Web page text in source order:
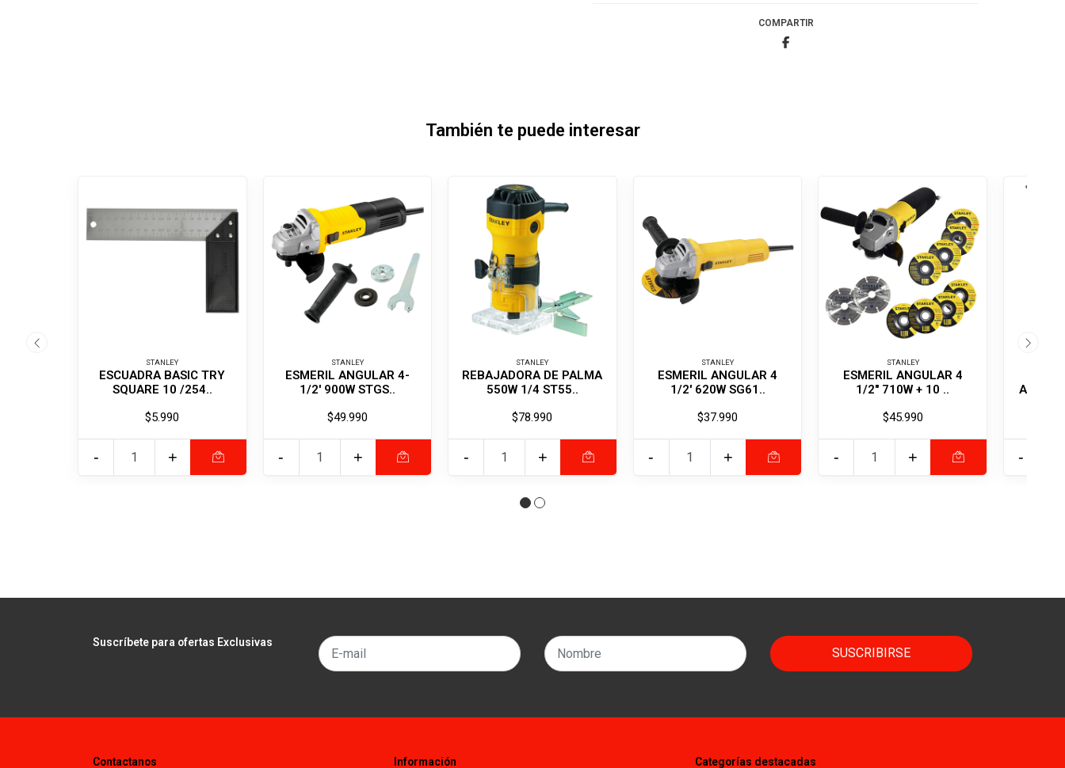
COMPARTIR
También te puede interesar
STANLEY
ESCUADRA BASIC TRY
SQUARE 10 /254..
$5.990
+
-
STANLEY
ESMERIL ANGULAR 4-
1/2' 900W STGS..
$49.990
+
-
STANLEY
REBAJADORA DE PALMA
550W 1/4 ST55..
$78.990
+
-
STANLEY
ESMERIL ANGULAR 4
1/2' 620W SG61..
$37.990
+
-
STANLEY
ESMERIL ANGULAR 4
1/2" 710W + 10 ..
$45.990
+
- -
Suscríbete para ofertas Exclusivas
SUSCRIBIRSE
Contactanos Información Categorías destacadas